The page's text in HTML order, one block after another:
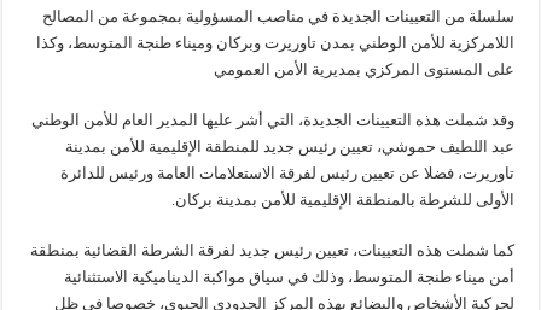
سلسلة من التعيينات الجديدة في مناصب المسؤولية بمجموعة من المصالح
اللامركزية للأمن الوطني بمدن تاوريرت وبركان وميناء طنجة المتوسط، وكذا
على المستوى المركزي بمديرية الأمن العمومي
وقد شملت هذه التعيينات الجديدة، التي أشر عليها المدير العام للأمن الوطني
عبد اللطيف حموشي، تعيين رئيس جديد للمنطقة الإقليمية للأمن بمدينة
تاوريرت، فضلا عن تعيين رئيس لفرقة الاستعلامات العامة ورئيس للدائرة
الأولى للشرطة بالمنطقة الإقليمية للأمن بمدينة بركان.
كما شملت هذه التعيينات، تعيين رئيس جديد لفرقة الشرطة القضائية بمنطقة
أمن ميناء طنجة المتوسط، وذلك في سياق مواكبة الديناميكية الاستثنائية
لحركية الأشخاص والبضائع بهذه المركز الحدودي الحيوي، خصوصا في ظل